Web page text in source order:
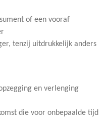
of een vooraf
tenzij uitdrukkelijk anders
en verlenging
die voor onbepaalde tijd